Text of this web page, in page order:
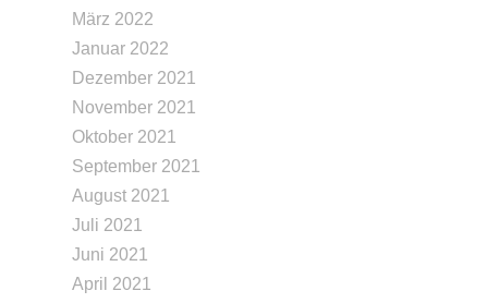
März 2022
Januar 2022
Dezember 2021
November 2021
Oktober 2021
September 2021
August 2021
Juli 2021
Juni 2021
April 2021